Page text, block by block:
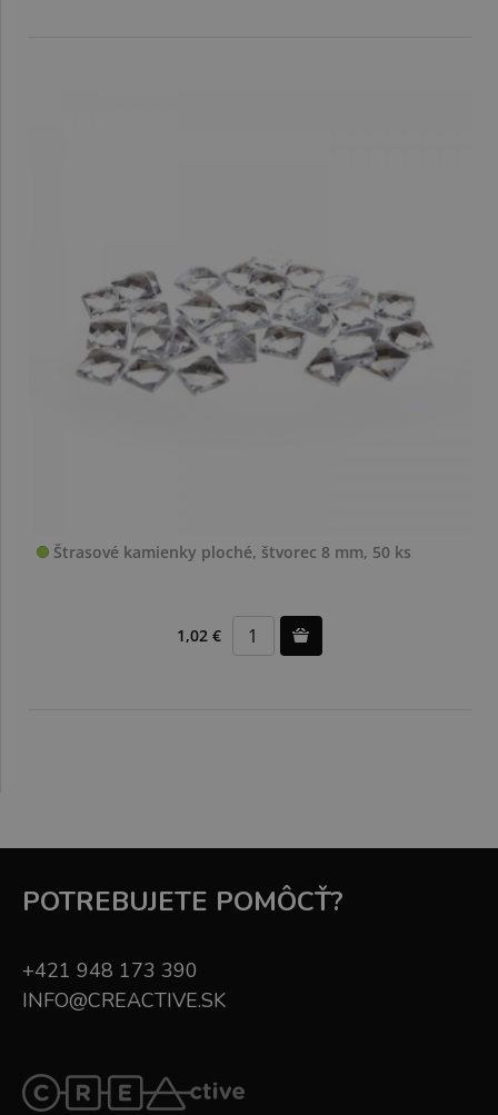
Štrasové kamienky ploché, štvorec 8 mm, 50 ks
1,02 €
POTREBUJETE POMÔCŤ?
+421 948 173 390
INFO@CREACTIVE.SK